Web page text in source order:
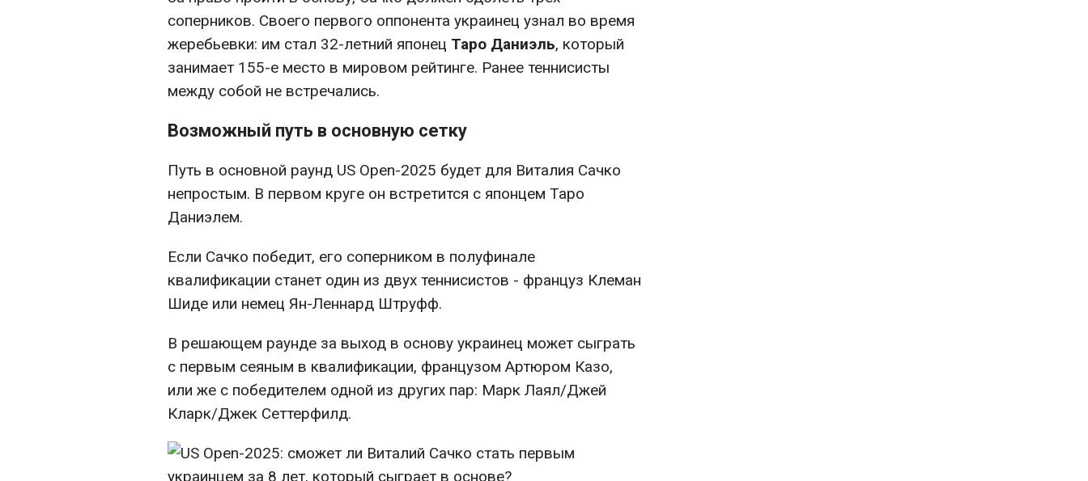
соперников. Своего первого оппонента украинец узнал во время
жеребьевки: им стал 32-летний японец Таро Даниэль, который
занимает 155-е место в мировом рейтинге. Ранее теннисисты
между собой не встречались.
Возможный путь в основную сетку
Путь в основной раунд US Open-2025 будет для Виталия Сачко
непростым. В первом круге он встретится с японцем Таро
Даниэлем.
Если Сачко победит, его соперником в полуфинале
квалификации станет один из двух теннисистов - француз Клеман
Шиде или немец Ян-Леннард Штруфф.
В решающем раунде за выход в основу украинец может сыграть
с первым сеяным в квалификации, французом Артюром Казо,
или же с победителем одной из других пар: Марк Лаял/Джей
Кларк/Джек Сеттерфилд.